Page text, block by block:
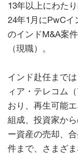
13年以上にわた
24年1月にPwCイ
のインドM&A案
（現職）。
インド赴任まで
ィア・テレコム
おり、再生可能
組成、投資家か
ー資産の売却、
件まで、さまざ